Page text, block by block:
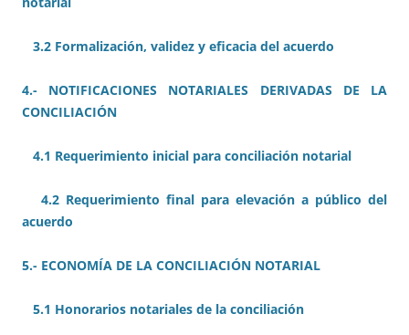
3.2 Formalización, validez y eficacia del acuerdo
4.- NOTIFICACIONES NOTARIALES DERIVADAS DE LA
CONCILIACIÓN
4.1 Requerimiento inicial para conciliación notarial
4.2 Requerimiento final para elevación a público del
acuerdo
5.- ECONOMÍA DE LA CONCILIACIÓN NOTARIAL
5.1 Honorarios notariales de la conciliación